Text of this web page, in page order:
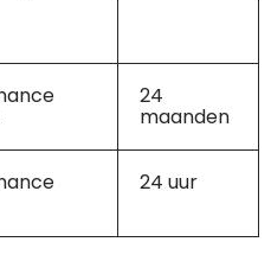
24
maanden
24 uur